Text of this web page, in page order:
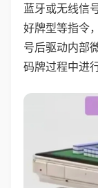
蓝牙或无线信
好牌型等指令
号后驱动内部
码牌过程中进